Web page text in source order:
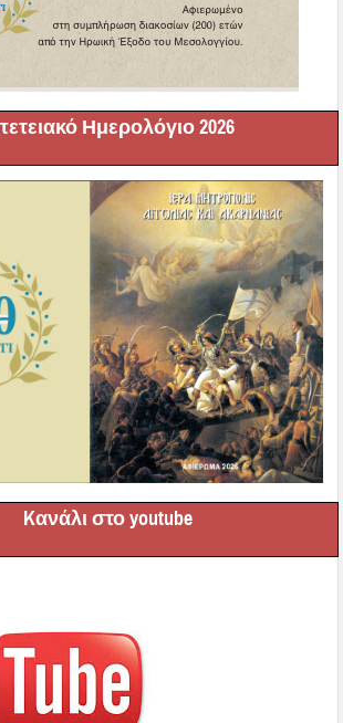
Ημερολόγιο 2026
Kανάλι στο youtube